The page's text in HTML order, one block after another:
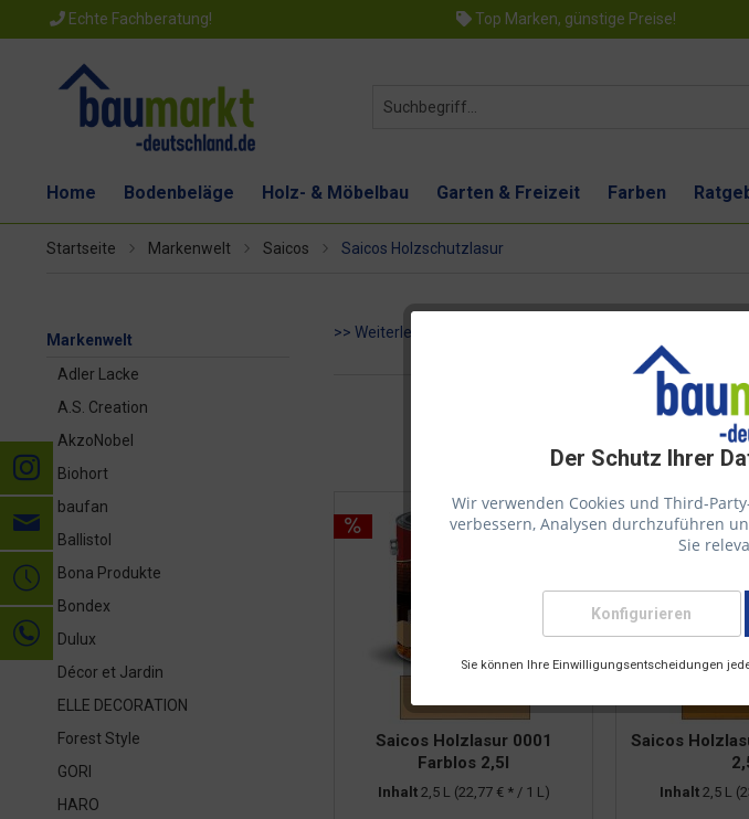
Echte Fachberatung! Top Marken, günstige Preise!
Home Bodenbeläge Holz- & Möbelbau Garten & Freizeit Farben
Der Schutz Ihrer
Wir verwenden Cookies und Third-
verbessern, Analysen durchzuführen
Sie
Konfigurieren
Sie können Ihre Einwilligungsentscheidungen
Startseite Markenwelt Saicos Saicos Holzschutzlasur
Markenwelt
Adler Lacke
A.S. Creation
AkzoNobel
Biohort
baufan
Ballistol
Bona Produkte
Bondex
Dulux
Décor et Jardin
ELLE DECORATION
Forest Style
GORI
HARO
>> Weiterlesen
Saicos Holzlasur 0001
Farblos 2,5l
Inhalt 2,5 L (22,77 € * / 1 L)
Saicos
Inhalt 2,5 L